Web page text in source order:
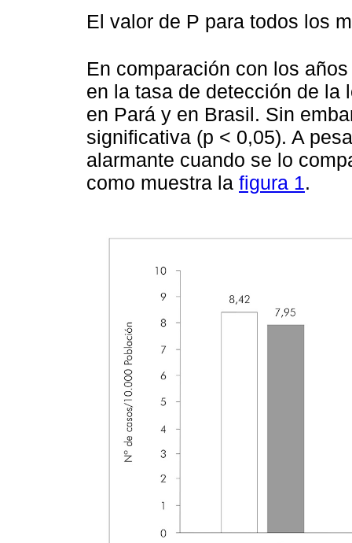
El valor de P para todos los
En comparación con los
en la tasa de detección de la
en Pará y en Brasil. Sin
significativa (p < 0,05). A
alarmante cuando se lo
como muestra la figura 1.